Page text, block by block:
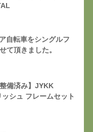
自転車をシングルフ
て頂きました。
備済み】JYKK
シュ フレームセット